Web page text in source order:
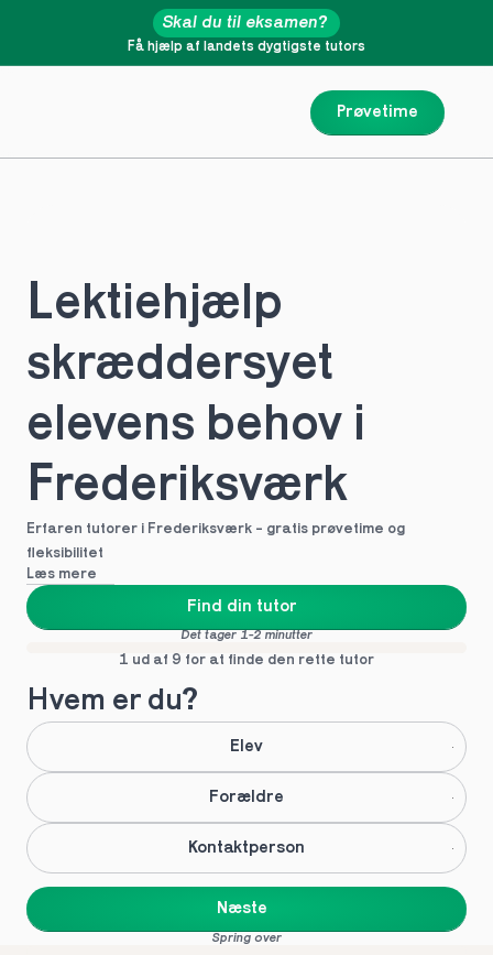
Prøvetime
Få hjælp af landets dygtigste tutors
Skal du til eksamen?
Lektiehjælp
skræddersyet
elevens behov i
Frederiksværk
Erfaren tutorer i Frederiksværk - gratis prøvetime og
fleksibilitet
Læs mere
Find din tutor
Det tager 1-2 minutter
1 ud af 9 for at finde den rette tutor
Hvem er du?
Elev
Forældre
Kontaktperson
Næste
Spring over